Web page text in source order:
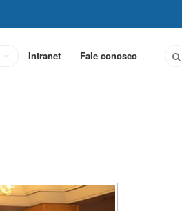
Intranet Fale conosco